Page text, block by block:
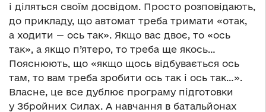
і діляться своїм досвідом. Просто розповідають,
до прикладу, що автомат треба тримати «отак,
а ходити — ось так». Якщо вас двоє, то «ось
так», а якщо п’ятеро, то треба ще якось…
Пояснюють, що «якщо щось відбувається ось
там, то вам треба зробити ось так і ось так…».
Власне, це все дублює програму підготовки
у Збройних Силах. А навчання в батальйонах